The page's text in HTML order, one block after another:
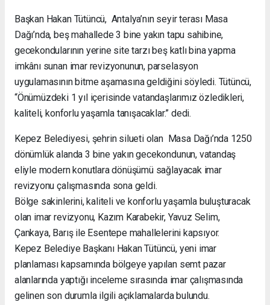
Başkan Hakan Tütüncü, Antalya’nın seyir terası Masa
Dağı’nda, beş mahallede 3 bine yakın tapu sahibine,
gecekondularının yerine site tarzı beş katlı bina yapma
imkânı sunan imar revizyonunun, parselasyon
uygulamasının bitme aşamasına geldiğini söyledi. Tütüncü,
“Önümüzdeki 1 yıl içerisinde vatandaşlarımız özledikleri,
kaliteli, konforlu yaşamla tanışacaklar.” dedi.
Kepez Belediyesi, şehrin silueti olan Masa Dağı’nda 1250
dönümlük alanda 3 bine yakın gecekondunun, vatandaş
eliyle modern konutlara dönüşümü sağlayacak imar
revizyonu çalışmasında sona geldi.
Bölge sakinlerini, kaliteli ve konforlu yaşamla buluşturacak
olan imar revizyonu, Kazım Karabekir, Yavuz Selim,
Çankaya, Barış ile Esentepe mahallelerini kapsıyor.
Kepez Belediye Başkanı Hakan Tütüncü, yeni imar
planlaması kapsamında bölgeye yapılan semt pazar
alanlarında yaptığı inceleme sırasında imar çalışmasında
gelinen son durumla ilgili açıklamalarda bulundu.